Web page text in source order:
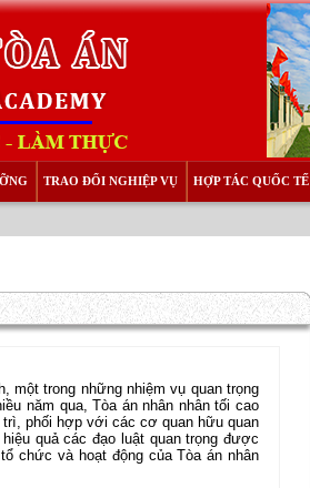
TRAO ĐỔI NGHIỆP VỤ HỢP TÁC QUỐC TẾ
một trong những nhiệm vụ quan trọng
năm qua, Tòa án nhân nhân tối cao
trì, phối hợp với các cơ quan hữu quan
quả các đạo luật quan trọng được
chức và hoạt động của Tòa án nhân